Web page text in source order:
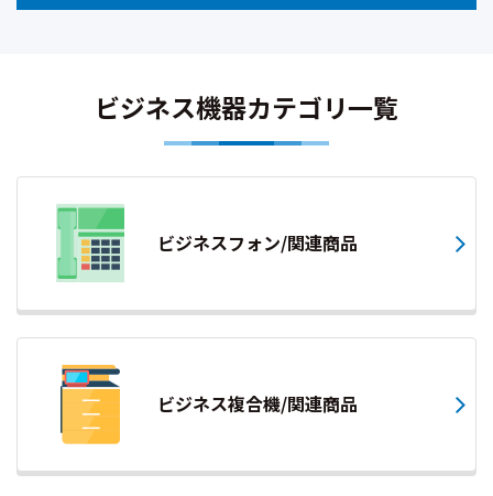
ビジネス機器カテゴリ一覧
ビジネスフォン/関連商品
ビジネス複合機/関連商品